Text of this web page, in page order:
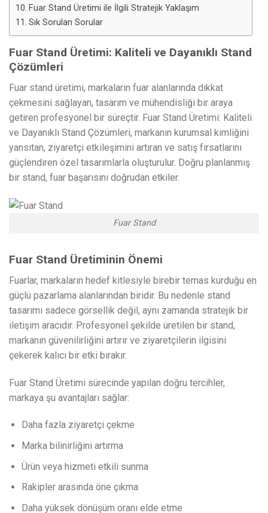
Fuar Stand Üretimi ile İlgili Stratejik Yaklaşım
Sık Sorulan Sorular
Fuar Stand Üretimi: Kaliteli ve Dayanıklı Stand
Çözümleri
Fuar stand üretimi, markaların fuar alanlarında dikkat
çekmesini sağlayan, tasarım ve mühendisliği bir araya
getiren profesyonel bir süreçtir. Fuar Stand Üretimi: Kaliteli
ve Dayanıklı Stand Çözümleri, markanın kurumsal kimliğini
yansıtan, ziyaretçi etkileşimini artıran ve satış fırsatlarını
güçlendiren özel tasarımlarla oluşturulur. Doğru planlanmış
bir stand, fuar başarısını doğrudan etkiler.
Fuar Stand
Fuar Stand Üretiminin Önemi
Fuarlar, markaların hedef kitlesiyle birebir temas kurduğu en
güçlü pazarlama alanlarından biridir. Bu nedenle stand
tasarımı sadece görsellik değil, aynı zamanda stratejik bir
iletişim aracıdır. Profesyonel şekilde üretilen bir stand,
markanın güvenilirliğini artırır ve ziyaretçilerin ilgisini
çekerek kalıcı bir etki bırakır.
Fuar Stand Üretimi sürecinde yapılan doğru tercihler,
markaya şu avantajları sağlar:
Daha fazla ziyaretçi çekme
Marka bilinirliğini artırma
Ürün veya hizmeti etkili sunma
Rakipler arasında öne çıkma
Daha yüksek dönüşüm oranı elde etme